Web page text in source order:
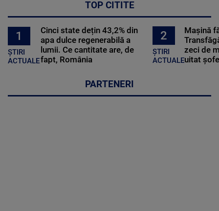
TOP CITITE
1
ȘTIRI
ACTUALE
Cinci state dețin 43,2% din
apa dulce regenerabilă a
lumii. Ce cantitate are, de
fapt, România
2
ȘTIRI
ACTUALE
Mașină
zeci de
uitat
PARTENERI